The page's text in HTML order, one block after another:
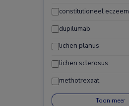
constitutioneel eczeem
dupilumab
lichen planus
lichen sclerosus
methotrexaat
Toon meer